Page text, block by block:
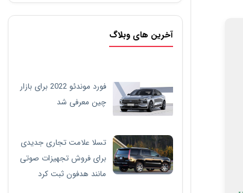
آخرین های وبلاگ
فورد موندئو 2022 برای بازار
چین معرفی شد
تسلا علامت تجاری جدیدی
برای فروش تجهیزات صوتی
مانند هدفون ثبت کرد